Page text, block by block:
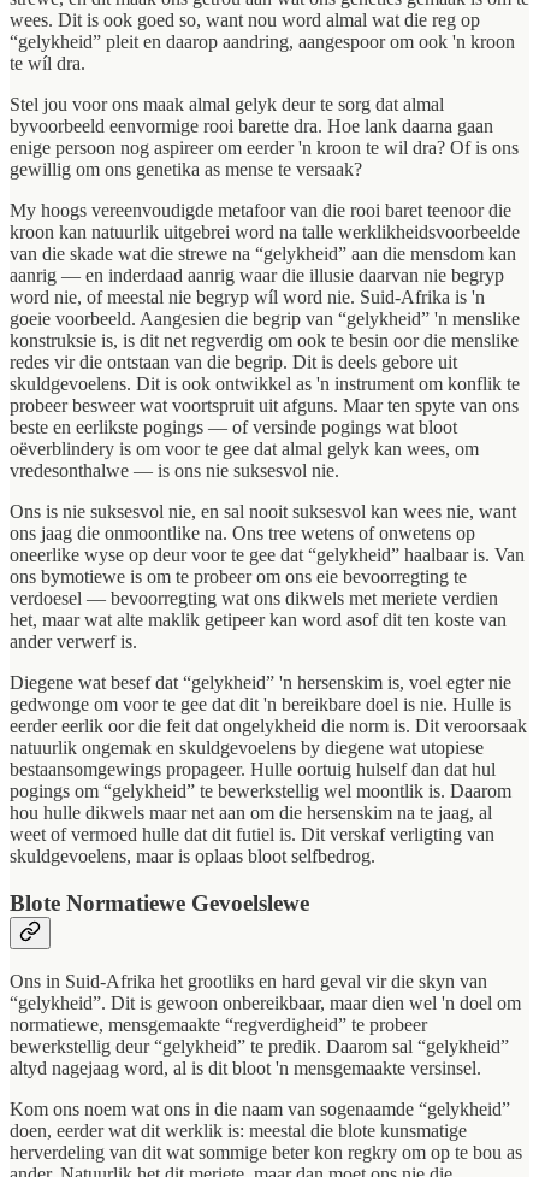
wees. Dit is ook goed so, want nou word almal wat die reg op
“gelykheid” pleit en daarop aandring, aangespoor om ook 'n kroon
te wíl dra.
Stel jou voor ons maak almal gelyk deur te sorg dat almal
byvoorbeeld eenvormige rooi barette dra. Hoe lank daarna gaan
enige persoon nog aspireer om eerder 'n kroon te wil dra? Of is ons
gewillig om ons genetika as mense te versaak?
My hoogs vereenvoudigde metafoor van die rooi baret teenoor die
kroon kan natuurlik uitgebrei word na talle werklikheidsvoorbeelde
van die skade wat die strewe na “gelykheid” aan die mensdom kan
aanrig — en inderdaad aanrig waar die illusie daarvan nie begryp
word nie, of meestal nie begryp wíl word nie. Suid-Afrika is 'n
goeie voorbeeld. Aangesien die begrip van “gelykheid” 'n menslike
konstruksie is, is dit net regverdig om ook te besin oor die menslike
redes vir die ontstaan van die begrip. Dit is deels gebore uit
skuldgevoelens. Dit is ook ontwikkel as 'n instrument om konflik te
probeer besweer wat voortspruit uit afguns. Maar ten spyte van ons
beste en eerlikste pogings — of versinde pogings wat bloot
oëverblindery is om voor te gee dat almal gelyk kan wees, om
vredesonthalwe — is ons nie suksesvol nie.
Ons is nie suksesvol nie, en sal nooit suksesvol kan wees nie, want
ons jaag die onmoontlike na. Ons tree wetens of onwetens op
oneerlike wyse op deur voor te gee dat “gelykheid” haalbaar is. Van
ons bymotiewe is om te probeer om ons eie bevoorregting te
verdoesel — bevoorregting wat ons dikwels met meriete verdien
het, maar wat alte maklik getipeer kan word asof dit ten koste van
ander verwerf is.
Diegene wat besef dat “gelykheid” 'n hersenskim is, voel egter nie
gedwonge om voor te gee dat dit 'n bereikbare doel is nie. Hulle is
eerder eerlik oor die feit dat ongelykheid die norm is. Dit veroorsaak
natuurlik ongemak en skuldgevoelens by diegene wat utopiese
bestaansomgewings propageer. Hulle oortuig hulself dan dat hul
pogings om “gelykheid” te bewerkstellig wel moontlik is. Daarom
hou hulle dikwels maar net aan om die hersenskim na te jaag, al
weet of vermoed hulle dat dit futiel is. Dit verskaf verligting van
skuldgevoelens, maar is oplaas bloot selfbedrog.
Blote Normatiewe Gevoelslewe
Ons in Suid-Afrika het grootliks en hard geval vir die skyn van
“gelykheid”. Dit is gewoon onbereikbaar, maar dien wel 'n doel om
normatiewe, mensgemaakte “regverdigheid” te probeer
bewerkstellig deur “gelykheid” te predik. Daarom sal “gelykheid”
altyd nagejaag word, al is dit bloot 'n mensgemaakte versinsel.
Kom ons noem wat ons in die naam van sogenaamde “gelykheid”
doen, eerder wat dit werklik is: meestal die blote kunsmatige
herverdeling van dit wat sommige beter kon regkry om op te bou as